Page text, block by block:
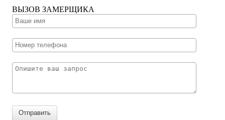
­ВЫЗОВ ЗАМЕРЩИКА
Отправить